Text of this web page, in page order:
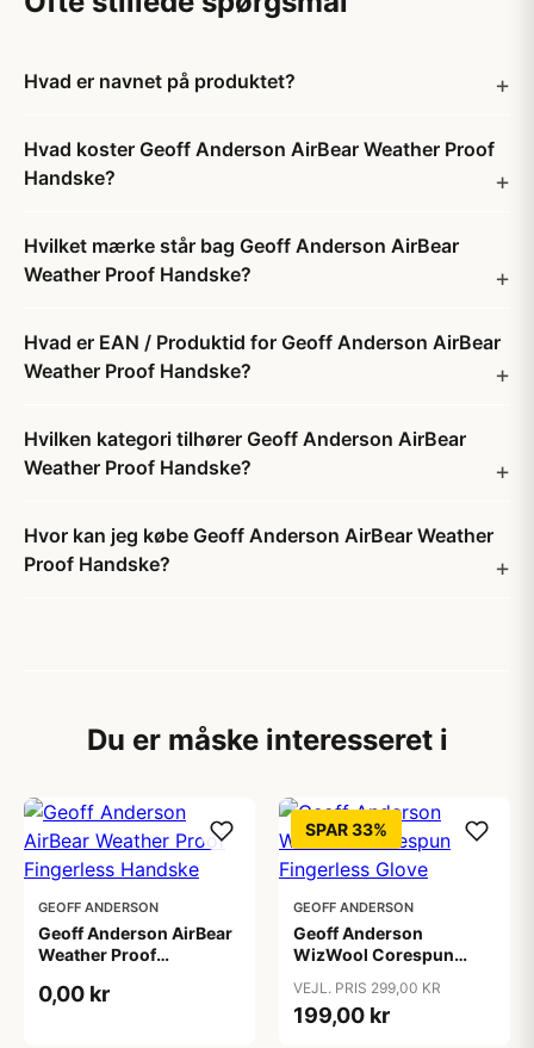
Hvad er navnet på produktet?
Hvad koster Geoff Anderson AirBear Weather Proof
Handske?
Hvilket mærke står bag Geoff Anderson AirBear
Weather Proof Handske?
Hvad er EAN / Produktid for Geoff Anderson AirBear
Weather Proof Handske?
Hvilken kategori tilhører Geoff Anderson AirBear
Weather Proof Handske?
Hvor kan jeg købe Geoff Anderson AirBear Weather
Proof Handske?
Du er måske interesseret i
GEOFF ANDERSON
Geoff Anderson AirBear
Weather Proof
0,00 kr
SPAR 33%
GEOFF ANDERSON
Geoff Anderson
WizWool Corespun
VEJL. PRIS 299,00 KR
199,00 kr